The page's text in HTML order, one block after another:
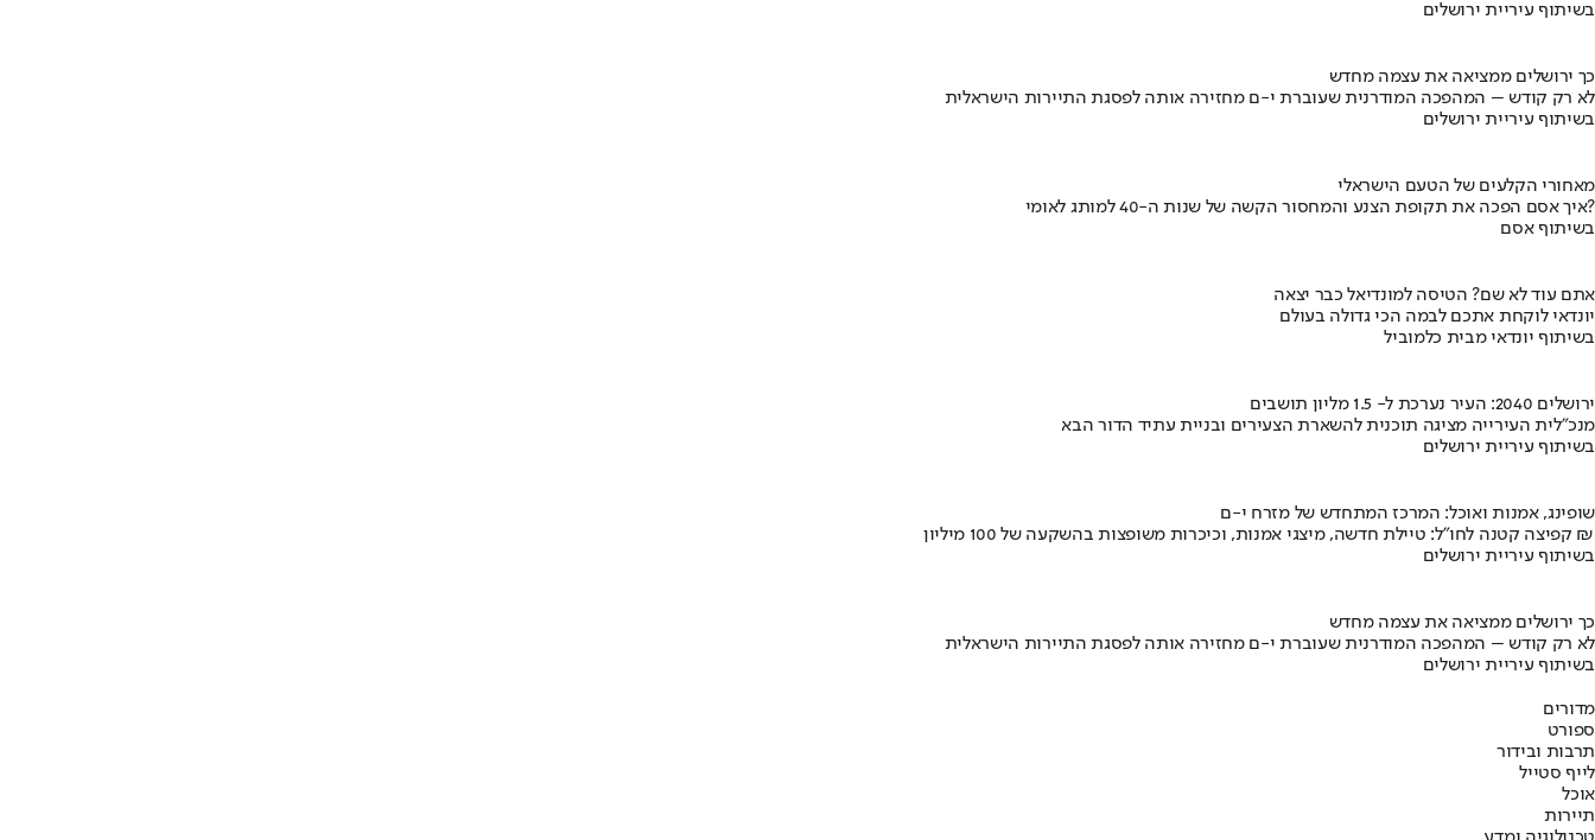
בשיתוף עיריית ירושלים
כך ירושלים ממציאה את עצמה מחדש
לא רק קודש – המהפכה המודרנית שעוברת י-ם מחזירה אותה לפסגת התיירות הישראלית
בשיתוף עיריית ירושלים
מאחורי הקלעים של הטעם הישראלי
איך אסם הפכה את תקופת הצנע והמחסור הקשה של שנות ה-40 למותג לאומי?
בשיתוף אסם
אתם עוד לא שם? הטיסה למונדיאל כבר יצאה
יונדאי לוקחת אתכם לבמה הכי גדולה בעולם
בשיתוף יונדאי מבית כלמוביל
ירושלים 2040: העיר נערכת ל- 1.5 מליון תושבים
מנכ"לית העירייה מציגה תוכנית להשארת הצעירים ובניית עתיד הדור הבא
בשיתוף עיריית ירושלים
שופינג, אמנות ואוכל: המרכז המתחדש של מזרח י-ם
קפיצה קטנה לחו"ל: טיילת חדשה, מיצגי אמנות, וכיכרות משופצות בהשקעה של 100 מיליון ₪
בשיתוף עיריית ירושלים
כך ירושלים ממציאה את עצמה מחדש
לא רק קודש – המהפכה המודרנית שעוברת י-ם מחזירה אותה לפסגת התיירות הישראלית
בשיתוף עיריית ירושלים
מדורים
ספורט
תרבות ובידור
לייף סטייל
אוכל
תיירות